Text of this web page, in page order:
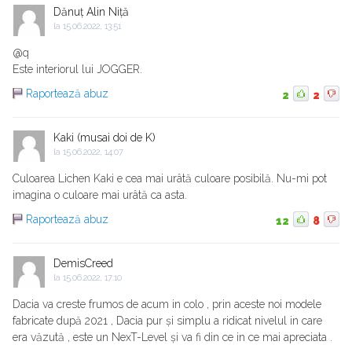
Dănuț Alin Niță
la 15.06.2022, 13:51
@q
Este interiorul lui JOGGER.
Raportează abuz
2 2
Kaki (musai doi de K)
la 15.06.2022, 14:07
Culoarea Lichen Kaki e cea mai urâtă culoare posibilă. Nu-mi pot
imagina o culoare mai urâtă ca asta.
Raportează abuz
12 8
DemisCreed
la 15.06.2022, 17:10
Dacia va creste frumos de acum in colo , prin aceste noi modele
fabricate după 2021 , Dacia pur și simplu a ridicat nivelul in care
era văzută , este un NexT-Level și va fi din ce in ce mai apreciata .